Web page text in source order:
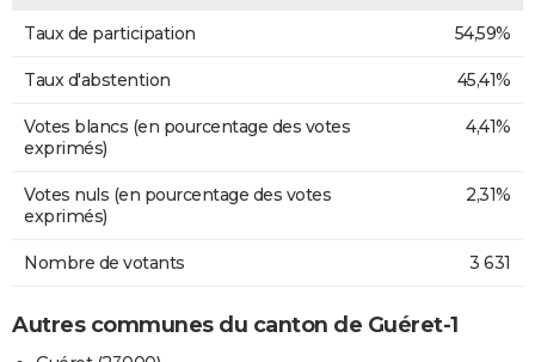
Taux de participation 54,59%
Taux d'abstention 45,41%
Votes blancs (en pourcentage des votes
exprimés)
4,41%
Votes nuls (en pourcentage des votes
exprimés)
2,31%
Nombre de votants 3 631
Autres communes du canton de Guéret-1